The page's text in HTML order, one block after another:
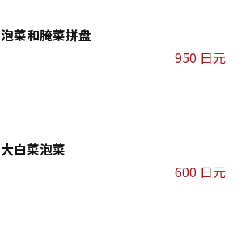
泡菜和腌菜拼盘
950 日元
大白菜泡菜
600 日元